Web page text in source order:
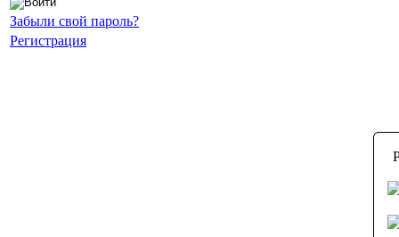
Забыли свой пароль?
Регистрация